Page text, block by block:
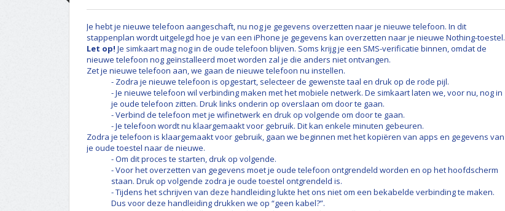
Je hebt je nieuwe telefoon aangeschaft, nu nog je gegevens overzetten naar je nieuwe telefoon. In dit
stappenplan wordt uitgelegd hoe je van een iPhone je gegevens kan overzetten naar je nieuwe Nothing-toestel.
Let op! Je simkaart mag nog in de oude telefoon blijven. Soms krijg je een SMS-verificatie binnen, omdat de
nieuwe telefoon nog geïnstalleerd moet worden zal je die anders niet ontvangen.
Zet je nieuwe telefoon aan, we gaan de nieuwe telefoon nu instellen.
- Zodra je nieuwe telefoon is opgestart, selecteer de gewenste taal en druk op de rode pijl.
- Je nieuwe telefoon wil verbinding maken met het mobiele netwerk. De simkaart laten we, voor nu, nog in
je oude telefoon zitten. Druk links onderin op overslaan om door te gaan.
- Verbind de telefoon met je wifinetwerk en druk op volgende om door te gaan.
- Je telefoon wordt nu klaargemaakt voor gebruik. Dit kan enkele minuten gebeuren.
Zodra je telefoon is klaargemaakt voor gebruik, gaan we beginnen met het kopiëren van apps en gegevens van
je oude toestel naar de nieuwe.
- Om dit proces te starten, druk op volgende.
- Voor het overzetten van gegevens moet je oude telefoon ontgrendeld worden en op het hoofdscherm
staan. Druk op volgende zodra je oude toestel ontgrendeld is.
- Tijdens het schrijven van deze handleiding lukte het ons niet om een bekabelde verbinding te maken.
Dus voor deze handleiding drukken we op “geen kabel?”.